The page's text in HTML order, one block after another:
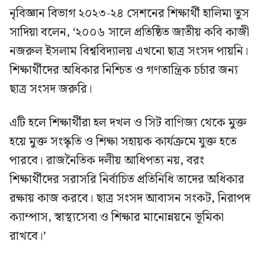
নৃবিজ্ঞান বিভাগ ২০২৩-২৪ সেশনের শিক্ষার্থী হালিমা তুস
সাদিয়া বলেন, ‘২০০৬ সালে প্রতিষ্ঠিত জাতীয় কবি কাজী
নজরুল ইসলাম বিশ্ববিদ্যালয় এখনো ছাত্র সংসদ পায়নি।
শিক্ষার্থীদের অধিকার নিশ্চিত ও গণতান্ত্রিক চর্চার জন্য
ছাত্র সংসদ জরুরি।
এটি হলে শিক্ষার্থীরা হল দখল ও সিট বাণিজ্য থেকে মুক্ত
হয়ে মুক্ত সংস্কৃতি ও শিক্ষা সহায়ক কার্যক্রমে যুক্ত হতে
পারবে। রাজনৈতিক দলীয় আধিপত্য নয়, বরং
শিক্ষার্থীদের সরাসরি নির্বাচিত প্রতিনিধি তাদের অধিকার
রক্ষায় কাজ করবে। ছাত্র সংসদ আবাসন সংকট, নিরাপদ
ক্যাম্পাস, স্বাস্থ্যসেবা ও শিক্ষার মানোন্নয়নে ভূমিকা
রাখবে।’